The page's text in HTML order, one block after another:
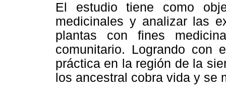
El estudio tiene como
medicinales y analizar las
plantas con fines
comunitario. Logrando con
práctica en la región de la
los ancestral cobra vida y se